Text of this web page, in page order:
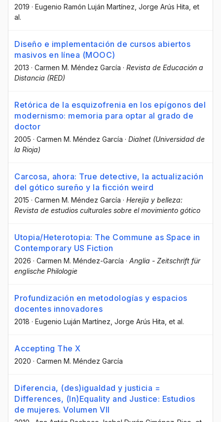
2019 · Eugenio Ramón Luján Martínez , Jorge Arús Hita , et
al.
Diseño e implementación de cursos abiertos
masivos en línea (MOOC)
2013 · Carmen M. Méndez García · Revista de Educación a
Distancia (RED)
Retórica de la esquizofrenia en los epígonos del
modernismo: memoria para optar al grado de
doctor
2005 · Carmen M. Méndez García · Dialnet (Universidad de
la Rioja)
Carcosa, ahora: True detective, la actualización
del gótico sureño y la ficción weird
2015 · Carmen M. Méndez García · Herejía y belleza:
Revista de estudios culturales sobre el movimiento gótico
Utopia/Heterotopia: The Commune as Space in
Contemporary US Fiction
2026 · Carmen M. Méndez-García · Anglia - Zeitschrift für
englische Philologie
Profundización en metodologías y espacios
docentes innovadores
2018 · Eugenio Luján Martínez , Jorge Arús Hita , et al.
Accepting The X
2020 · Carmen M. Méndez García
Diferencia, (des)igualdad y justicia =
Differences, (In)Equality and Justice: Estudios
de mujeres. Volumen VII